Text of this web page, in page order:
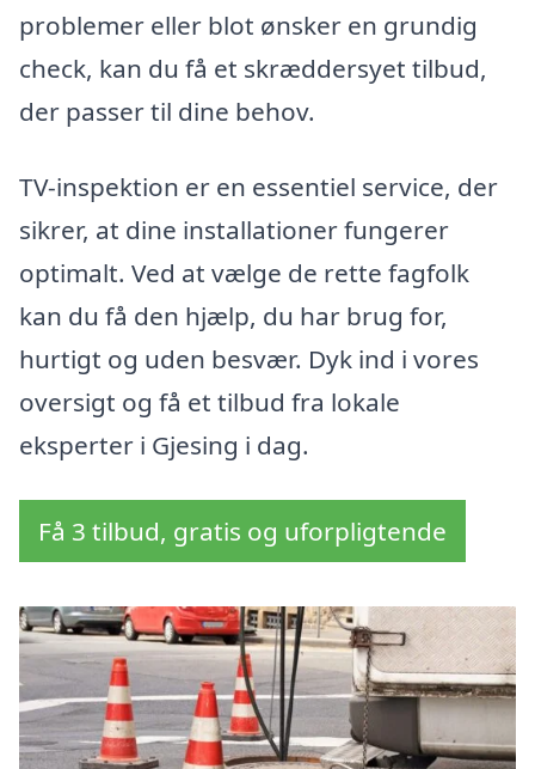
problemer eller blot ønsker en grundig
check, kan du få et skræddersyet tilbud,
der passer til dine behov.
TV-inspektion er en essentiel service, der
sikrer, at dine installationer fungerer
optimalt. Ved at vælge de rette fagfolk
kan du få den hjælp, du har brug for,
hurtigt og uden besvær. Dyk ind i vores
oversigt og få et tilbud fra lokale
eksperter i Gjesing i dag.
Få 3 tilbud, gratis og uforpligtende